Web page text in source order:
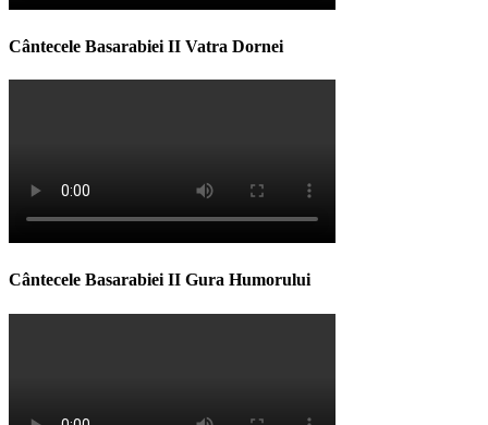
Cântecele Basarabiei II Vatra Dornei
Cântecele Basarabiei II Gura Humorului